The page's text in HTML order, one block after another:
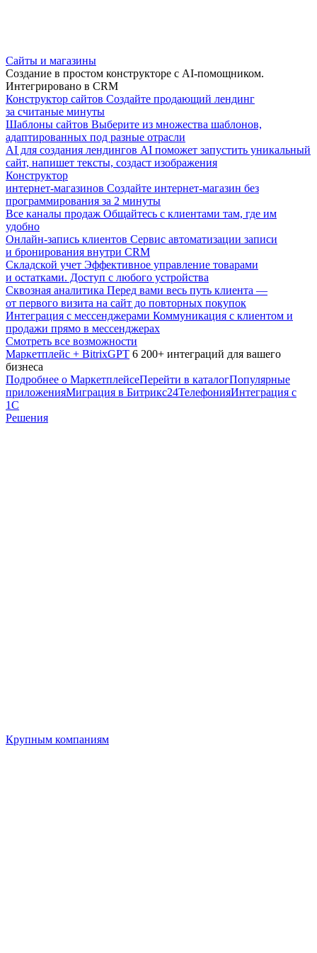
Сайты и магазины
Создание в простом конструкторе с AI-помощником.
Интегрировано в CRM
Конструктор сайтов Создайте продающий лендинг
за считаные минуты
Шаблоны сайтов Выберите из множества шаблонов,
адаптированных под разные отрасли
AI для создания лендингов AI поможет запустить уникальный
сайт, напишет тексты, создаст изображения
Конструктор
интернет-магазинов Создайте интернет-магазин без
программирования за 2 минуты
Все каналы продаж Общайтесь с клиентами там, где им
удобно
Онлайн-запись клиентов Сервис автоматизации записи
и бронирования внутри CRM
Складской учет Эффективное управление товарами
и остатками. Доступ с любого устройства
Сквозная аналитика Перед вами весь путь клиента —
от первого визита на сайт до повторных покупок
Интеграция с мессенджерами Коммуникация с клиентом и
продажи прямо в мессенджерах
Смотреть все возможности
Маркетплейс + BitrixGPT 6 200+ интеграций для вашего
бизнеса
Подробнее о МаркетплейсеПерейти в каталогПопулярные
приложенияМиграция в Битрикс24ТелефонияИнтеграция с
1С
Решения
Крупным компаниям